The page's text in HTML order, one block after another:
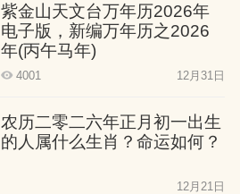
紫金山天文台万年历2026年
电子版，新编万年历之2026
年(丙午马年)
4001 12月31日
农历二零二六年正月初一出生
的人属什么生肖？命运如何？
12月21日